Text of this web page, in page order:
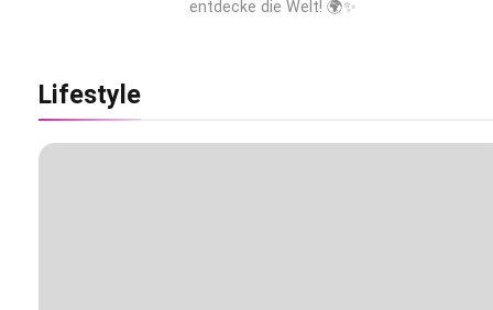
entdecke die Welt! 🌍✨
Lifestyle